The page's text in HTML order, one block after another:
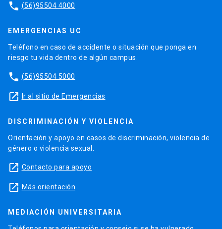
phone (56)95504 4000
EMERGENCIAS UC
Teléfono en caso de accidente o situación que ponga en
riesgo tu vida dentro de algún campus.
phone (56)95504 5000
launch Ir al sitio de Emergencias
DISCRIMINACIÓN Y VIOLENCIA
Orientación y apoyo en casos de discriminación, violencia de
género o violencia sexual.
launch Contacto para apoyo
launch Más orientación
MEDIACIÓN UNIVERSITARIA